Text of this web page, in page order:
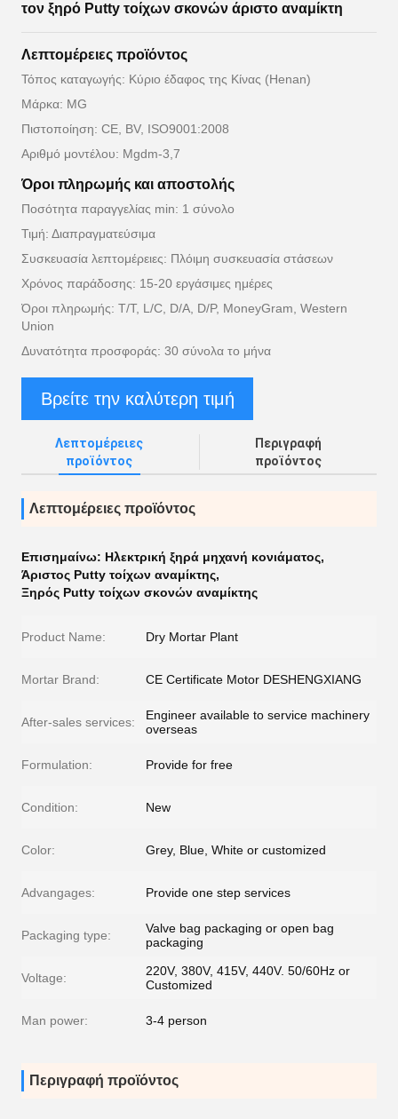
τον ξηρό Putty τοίχων σκονών άριστο αναμίκτη
Λεπτομέρειες προϊόντος
Τόπος καταγωγής: Κύριο έδαφος της Κίνας (Henan)
Μάρκα: MG
Πιστοποίηση: CE, BV, ISO9001:2008
Αριθμό μοντέλου: Mgdm-3,7
Όροι πληρωμής και αποστολής
Ποσότητα παραγγελίας min: 1 σύνολο
Τιμή: Διαπραγματεύσιμα
Συσκευασία λεπτομέρειες: Πλόιμη συσκευασία στάσεων
Χρόνος παράδοσης: 15-20 εργάσιμες ημέρες
Όροι πληρωμής: T/T, L/C, D/A, D/P, MoneyGram, Western
Union
Δυνατότητα προσφοράς: 30 σύνολα το μήνα
Βρείτε την καλύτερη τιμή
Λεπτομέρειες
προϊόντος
Περιγραφή
προϊόντος
Λεπτομέρειες προϊόντος
Επισημαίνω: Ηλεκτρική ξηρά μηχανή κονιάματος,
Άριστος Putty τοίχων αναμίκτης,
Ξηρός Putty τοίχων σκονών αναμίκτης
Product Name: Dry Mortar Plant
Mortar Brand: CE Certificate Motor DESHENGXIANG
After-sales services:
Engineer available to service machinery
overseas
Formulation: Provide for free
Condition: New
Color: Grey, Blue, White or customized
Advangages: Provide one step services
Packaging type:
Valve bag packaging or open bag
packaging
Voltage:
220V, 380V, 415V, 440V. 50/60Hz or
Customized
Man power: 3-4 person
Περιγραφή προϊόντος